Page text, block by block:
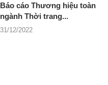
Báo cáo Thương hiệu toàn
ngành Thời trang...
31/12/2022